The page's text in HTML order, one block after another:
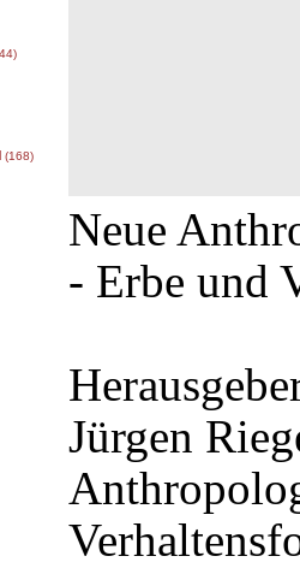
(168)
Neue
- Erbe und
Jürgen